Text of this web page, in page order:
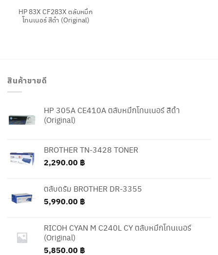
HP 83X CF283X ตลับหมึก
โทนเนอร์ สีดำ (Original)
สินค้าขายดี
HP 305A CE410A ตลับหมึกโทนเนอร์ สีดำ
(Original)
BROTHER TN-3428 TONER
2,290.00 ฿
ตลับดรัม BROTHER DR-3355
5,990.00 ฿
RICOH CYAN M C240L CY ตลับหมึกโทนเนอร์
(Original)
5,850.00 ฿